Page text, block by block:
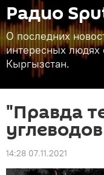
Радио
О последних
интересных людях
Кыргызстан.
"Правда
углеводов
14:28 07.11.2021